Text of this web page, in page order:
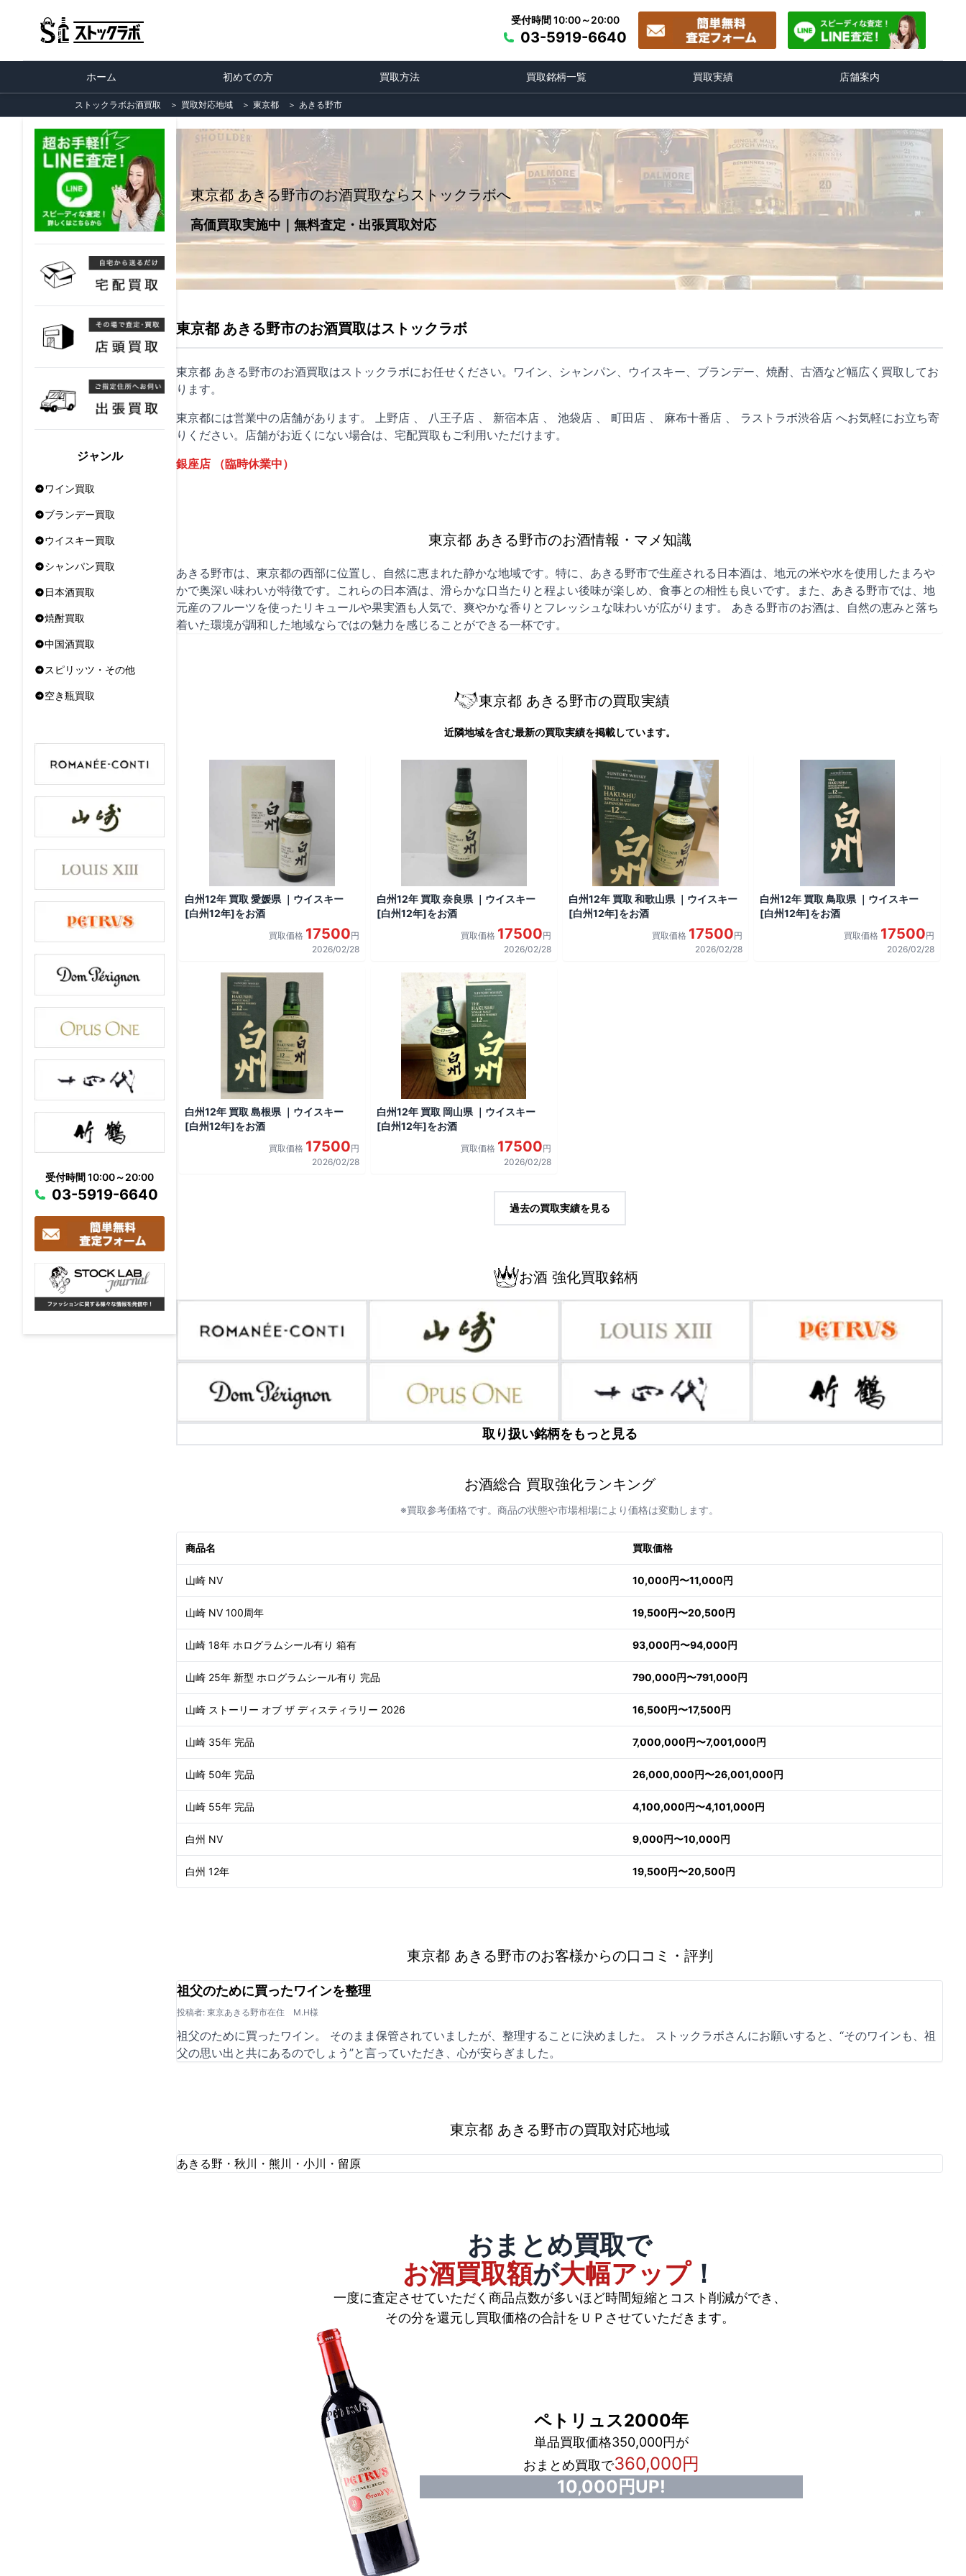
受付時間 10:00～20:00
03-5919-6640
ホーム 初めての方 買取方法 買取銘柄一覧 買取実績 店舗案内
ストックラボお酒買取 ＞ 買取対応地域 ＞ 東京都 ＞ あきる野市
ジャンル
ワイン買取
ブランデー買取
ウイスキー買取
シャンパン買取
日本酒買取
焼酎買取
中国酒買取
スピリッツ・その他
空き瓶買取
受付時間 10:00～20:00
03-5919-6640
東京都 あきる野市のお酒買取ならストックラボへ
高価買取実施中｜無料査定・出張買取対応
東京都 あきる野市のお酒買取はストックラボ
東京都 あきる野市のお酒買取はストックラボにお任せください。ワイン、シャンパン、ウイスキー、ブランデー、焼酎、古酒など幅広く買取してお
ります。
東京都には営業中の店舗があります。上野店 、 八王子店 、 新宿本店 、池袋店 、町田店 、 麻布十番店 、 ラストラボ渋谷店 へお気軽にお立ち寄
りください。店舗がお近くにない場合は、宅配買取 もご利用いただけます。
銀座店 （臨時休業中）
東京都 あきる野市のお酒情報・マメ知識
あきる野市は、東京都の西部に位置し、自然に恵まれた静かな地域です。特に、あきる野市で生産される日本酒は、地元の米や水を使用したまろや
かで奥深い味わいが特徴です。これらの日本酒は、滑らかな口当たりと程よい後味が楽しめ、食事との相性も良いです。また、あきる野市では、地
元産のフルーツを使ったリキュールや果実酒も人気で、爽やかな香りとフレッシュな味わいが広がります。 あきる野市のお酒は、自然の恵みと落ち
着いた環境が調和した地域ならではの魅力を感じることができる一杯です。
東京都 あきる野市の買取実績
近隣地域を含む最新の買取実績を掲載しています。
白州12年 買取 愛媛県 ｜ウイスキー
[白州12年]をお酒
買取価格 17500円
2026/02/28
白州12年 買取 奈良県 ｜ウイスキー
[白州12年]をお酒
買取価格 17500円
2026/02/28
白州12年 買取 和歌山県 ｜ウイスキー
[白州12年]をお酒
買取価格 17500円
2026/02/28
白州12年 買取 鳥取県 ｜ウイスキー
[白州12年]をお酒
買取価格 17500円
2026/02/28
白州12年 買取 島根県 ｜ウイスキー
[白州12年]をお酒
買取価格 17500円
2026/02/28
白州12年 買取 岡山県 ｜ウイスキー
[白州12年]をお酒
買取価格 17500円
2026/02/28
過去の買取実績を見る
お酒 強化買取銘柄
取り扱い銘柄をもっと見る
お酒総合 買取強化ランキング
※買取参考価格です。商品の状態や市場相場により価格は変動します。
商品名 買取価格
山崎 NV 10,000円〜11,000円
山崎 NV 100周年 19,500円〜20,500円
山崎 18年 ホログラムシール有り 箱有 93,000円〜94,000円
山崎 25年 新型 ホログラムシール有り 完品 790,000円〜791,000円
山崎 ストーリー オブ ザ ディスティラリー 2026 16,500円〜17,500円
山崎 35年 完品 7,000,000円〜7,001,000円
山崎 50年 完品 26,000,000円〜26,001,000円
山崎 55年 完品 4,100,000円〜4,101,000円
白州 NV 9,000円〜10,000円
白州 12年 19,500円〜20,500円
東京都 あきる野市のお客様からの口コミ・評判
祖父のために買ったワインを整理
投稿者: 東京あきる野市在住 M.H様
祖父のために買ったワイン。 そのまま保管されていましたが、整理することに決めました。 ストックラボさんにお願いすると、“そのワインも、祖
父の思い出と共にあるのでしょう”と言っていただき、心が安らぎました。
東京都 あきる野市の買取対応地域
あきる野・秋川・熊川・小川・留原
おまとめ買取で
お酒買取額が大幅アップ！
一度に査定させていただく商品点数が多いほど時間短縮とコスト削減ができ、
その分を還元し買取価格の合計をＵＰさせていただきます。
ペトリュス2000年
単品買取価格350,000円が
おまとめ買取で360,000円
10,000円UP!